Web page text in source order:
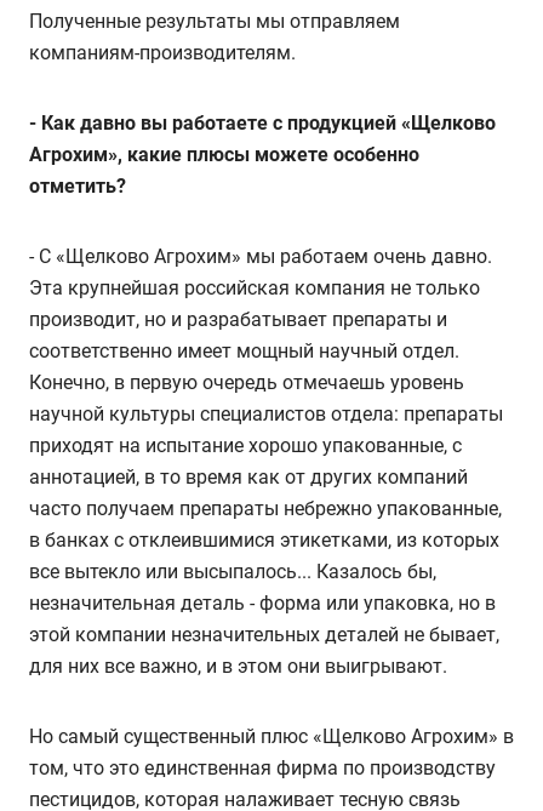
Полученные результаты мы отправляем
компаниям-производителям.
- Как давно вы работаете с продукцией «Щелково
Агрохим», какие плюсы можете особенно
отметить?
- С «Щелково Агрохим» мы работаем очень давно.
Эта крупнейшая российская компания не только
производит, но и разрабатывает препараты и
соответственно имеет мощный научный отдел.
Конечно, в первую очередь отмечаешь уровень
научной культуры специалистов отдела: препараты
приходят на испытание хорошо упакованные, с
аннотацией, в то время как от других компаний
часто получаем препараты небрежно упакованные,
в банках с отклеившимися этикетками, из которых
все вытекло или высыпалось... Казалось бы,
незначительная деталь - форма или упаковка, но в
этой компании незначительных деталей не бывает,
для них все важно, и в этом они выигрывают.
Но самый существенный плюс «Щелково Агрохим» в
том, что это единственная фирма по производству
пестицидов, которая налаживает тесную связь